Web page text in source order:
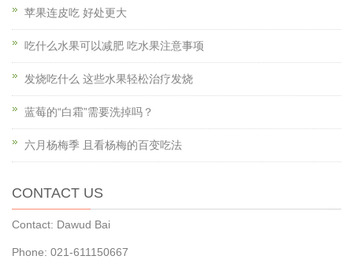
苹果连皮吃 好处更大
吃什么水果可以减肥 吃水果注意事项
发烧吃什么 这些水果轻松治疗发烧
蓝莓的“白霜”需要洗掉吗？
六月杨梅季 且看杨梅的百变吃法
CONTACT US
Contact: Dawud Bai
Phone: 021-611150667